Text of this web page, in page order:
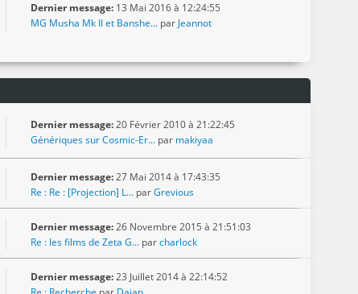
Dernier message: 13 Mai 2016 à 12:24:55
MG Musha Mk II et Banshe... par Jeannot
Dernier message:20 Février 2010 à 21:22:45
Génériques sur Cosmic-Er... par makiyaa
Dernier message:27 Mai 2014 à 17:43:35
Re : Re : [Projection] L... parGrevious
Dernier message:26 Novembre 2015 à 21:51:03
Re : les films de Zeta G... parcharlock
Dernier message:23 Juillet 2014 à 22:14:52